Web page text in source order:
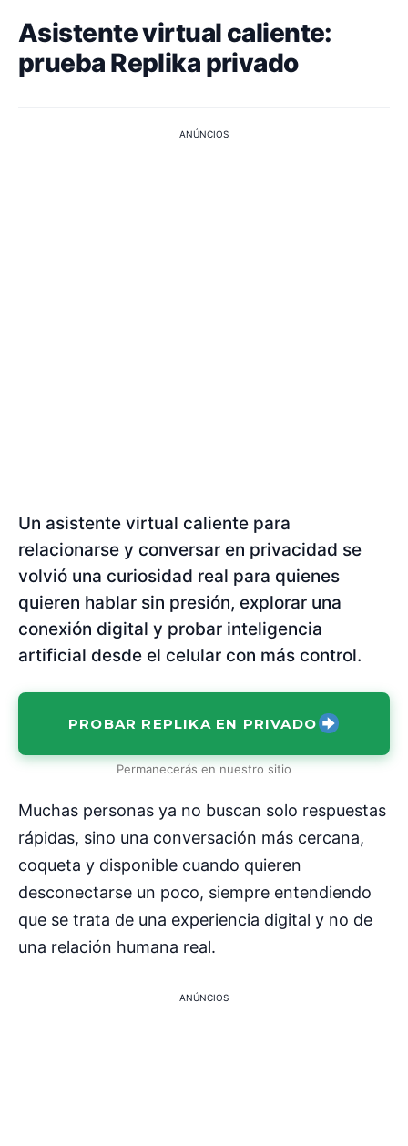
Asistente virtual caliente:
prueba Replika privado
ANÚNCIOS
Un asistente virtual caliente para
relacionarse y conversar en privacidad se
volvió una curiosidad real para quienes
quieren hablar sin presión, explorar una
conexión digital y probar inteligencia
artificial desde el celular con más control.
PROBAR REPLIKA EN PRIVADO
Permanecerás en nuestro sitio
Muchas personas ya no buscan solo respuestas
rápidas, sino una conversación más cercana,
coqueta y disponible cuando quieren
desconectarse un poco, siempre entendiendo
que se trata de una experiencia digital y no de
una relación humana real.
ANÚNCIOS